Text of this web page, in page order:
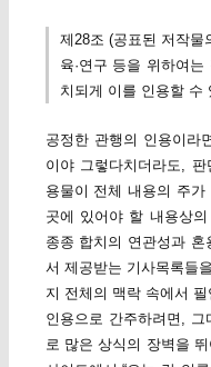
제28조 (공표된 저작물
육·연구 등을 위하여
치되게 이를 인용할 수
공정한 관행의 인용이라
이야 그렇다치더라도, 판
용물이 전체 내용의 주
곳에 있어야 할 내용상
종종 합치의 연관성과 혼
서 제공받는 기사목록들
지 전체의 맥락 속에서
인용으로 간주하려면,
로 많은 상식의 장벽을